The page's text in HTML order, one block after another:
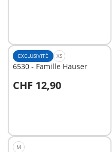
EXCLUSIVITÉ XS
6530 - Famille Hauser
CHF 12,90
Au panier
M